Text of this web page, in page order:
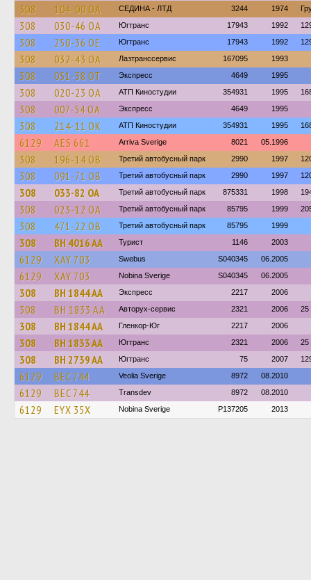
308 104-00 ОА СЕДИНА - ЛТД 3244 1974
308 030-46 ОА Югтранс 17943 1992
308 250-36 ОЕ Югтранс 17943 1992
308 032-43 ОА Лазтранссервис 167095 1993
308 051-38 ОТ Экспресс 4649 1995
308 020-23 ОА АТП Киностудии 354931 1995
308 007-54 ОА Экспресс 4649 1995
308 214-11 ОК АТП Киностудии 354931 1995
6129 AES 661 Arriva Sverige 8021 05.1996
308 196-14 ОВ Третий автобусный парк 2990 1997
308 091-71 ОВ Третий автобусный парк 2990 1997
308 033-82 ОА Третий автобусный парк 875331 1998
308 023-12 ОА Третий автобусный парк 85795 1999
308 471-22 ОВ Третий автобусный парк 85795 1999
308 BH 4016 AA Турист 1146 2003
6129 XAY 703 Swebus S040345 06.2005
6129 XAY 703 Nobina Sverige S040345 06.2005
308 BH 1844 AA Экспресс 2217 2006
308 BH 1833 AA Авторух-сервис 2321 2006 25
308 BH 1844 AA Гленкор-Юг 2217 2006
308 BH 1833 AA Югтранс 2321 2006 25
308 BH 2739 AA Югтранс 75 2007
6129 BEC 744 Veolia Sverige 8972 08.2010
6129 BEC 744 Transdev 8972 08.2010
6129 EYX 35X Nobina Sverige P137205 2013